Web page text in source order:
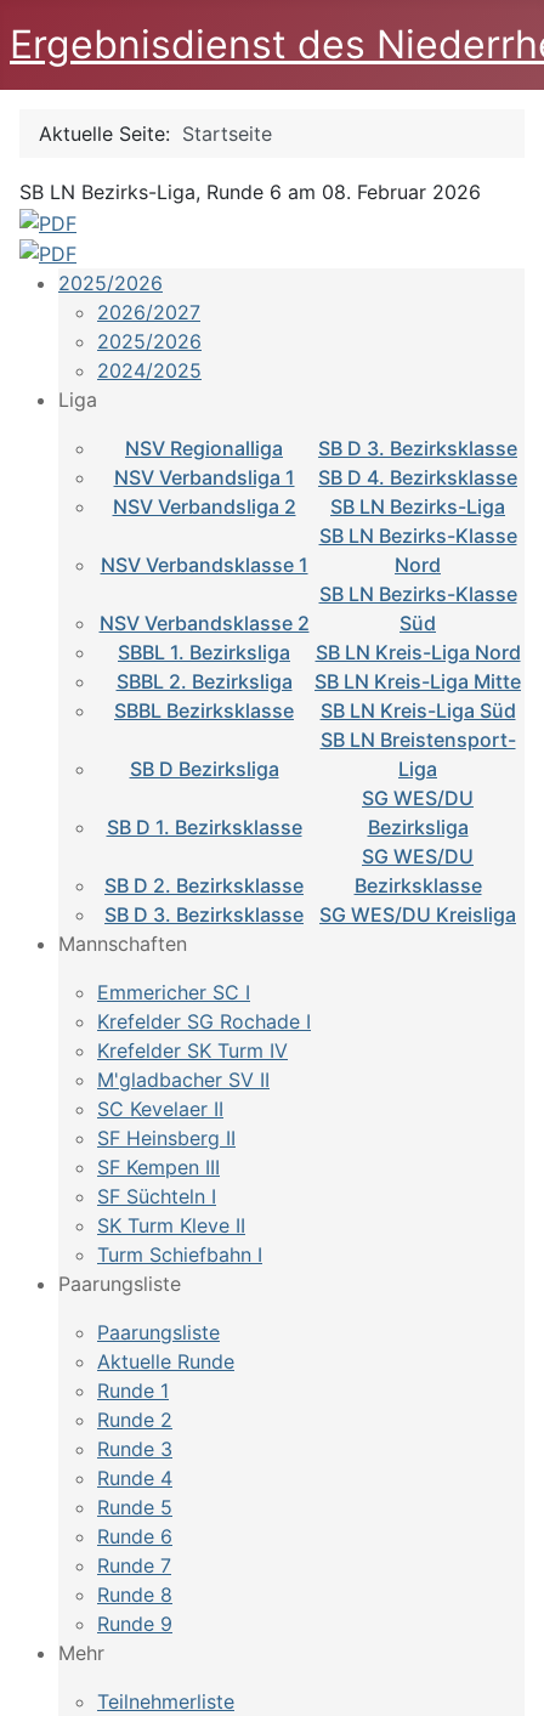
Ergebnisdienst des
Aktuelle Seite: Startseite
SB LN Bezirks-Liga, Runde 6 am 08. Februar 2026
2025/2026
2026/2027
2025/2026
2024/2025
Liga
NSV Regionalliga
SB D 3. Bezirksklasse
NSV Verbandsliga 1
SB D 4. Bezirksklasse
NSV Verbandsliga 2
SB LN Bezirks-Liga
NSV Verbandsklasse 1
SB LN Bezirks-Klasse
Nord
NSV Verbandsklasse 2
SB LN Bezirks-Klasse
Süd
SBBL 1. Bezirksliga
SB LN Kreis-Liga Nord
SBBL 2. Bezirksliga
SB LN Kreis-Liga Mitte
SBBL Bezirksklasse
SB LN Kreis-Liga Süd
SB D Bezirksliga
SB LN Breistensport-
Liga
SB D 1. Bezirksklasse
SG WES/DU
Bezirksliga
SB D 2. Bezirksklasse
SG WES/DU
Bezirksklasse
SB D 3. Bezirksklasse
SG WES/DU Kreisliga
Mannschaften
Emmericher SC I
Krefelder SG Rochade I
Krefelder SK Turm IV
M'gladbacher SV II
SC Kevelaer II
SF Heinsberg II
SF Kempen III
SF Süchteln I
SK Turm Kleve II
Turm Schiefbahn I
Paarungsliste
Paarungsliste
Aktuelle Runde
Runde 1
Runde 2
Runde 3
Runde 4
Runde 5
Runde 6
Runde 7
Runde 8
Runde 9
Mehr
Teilnehmerliste